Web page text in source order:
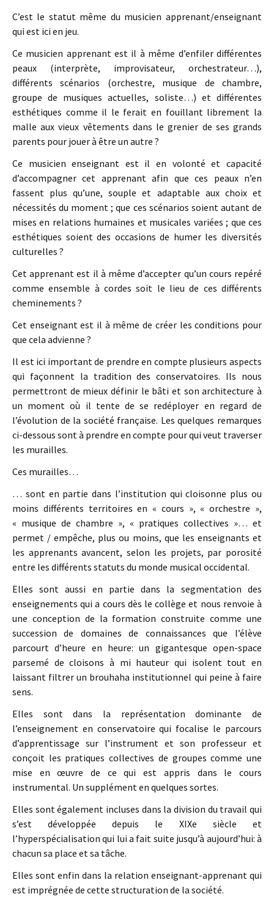
C’est le statut même du musicien apprenant/enseignant
qui est ici en jeu.
Ce musicien apprenant est il à même d’enfiler différentes
peaux (interprète, improvisateur, orchestrateur…),
différents scénarios (orchestre, musique de chambre,
groupe de musiques actuelles, soliste…) et différentes
esthétiques comme il le ferait en fouillant librement la
malle aux vieux vêtements dans le grenier de ses grands
parents pour jouer à être un autre ?
Ce musicien enseignant est il en volonté et capacité
d’accompagner cet apprenant afin que ces peaux n’en
fassent plus qu’une, souple et adaptable aux choix et
nécessités du moment ; que ces scénarios soient autant de
mises en relations humaines et musicales variées ; que ces
esthétiques soient des occasions de humer les diversités
culturelles ?
Cet apprenant est il à même d’accepter qu’un cours repéré
comme ensemble à cordes soit le lieu de ces différents
cheminements ?
Cet enseignant est il à même de créer les conditions pour
que cela advienne ?
Il est ici important de prendre en compte plusieurs aspects
qui façonnent la tradition des conservatoires. Ils nous
permettront de mieux définir le bâti et son architecture à
un moment où il tente de se redéployer en regard de
l’évolution de la société française. Les quelques remarques
ci-dessous sont à prendre en compte pour qui veut traverser
les murailles.
Ces murailles…
… sont en partie dans l’institution qui cloisonne plus ou
moins différents territoires en « cours », « orchestre »,
« musique de chambre », « pratiques collectives »… et
permet / empêche, plus ou moins, que les enseignants et
les apprenants avancent, selon les projets, par porosité
entre les différents statuts du monde musical occidental.
Elles sont aussi en partie dans la segmentation des
enseignements qui a cours dès le collège et nous renvoie à
une conception de la formation construite comme une
succession de domaines de connaissances que l’élève
parcourt d’heure en heure: un gigantesque open-space
parsemé de cloisons à mi hauteur qui isolent tout en
laissant filtrer un brouhaha institutionnel qui peine à faire
sens.
Elles sont dans la représentation dominante de
l’enseignement en conservatoire qui focalise le parcours
d’apprentissage sur l’instrument et son professeur et
conçoit les pratiques collectives de groupes comme une
mise en œuvre de ce qui est appris dans le cours
instrumental. Un supplément en quelques sortes.
Elles sont également incluses dans la division du travail qui
s’est développée depuis le XIXe siècle et
l’hyperspécialisation qui lui a fait suite jusqu’à aujourd’hui: à
chacun sa place et sa tâche.
Elles sont enfin dans la relation enseignant-apprenant qui
est imprégnée de cette structuration de la société.